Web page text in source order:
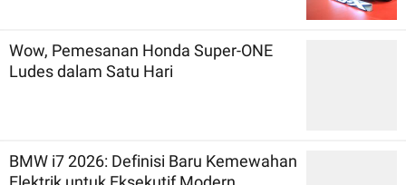
Wow, Pemesanan Honda Super-ONE
Ludes dalam Satu Hari
BMW i7 2026: Definisi Baru Kemewahan